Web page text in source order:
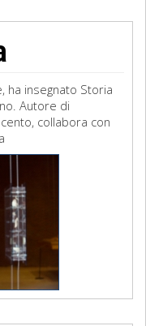
ha insegnato Storia
Autore di
collabora con